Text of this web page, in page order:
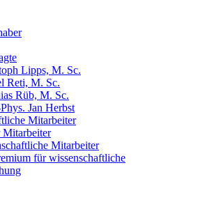
Lipps, M. Sc.
Reti, M. Sc.
Rüb, M. Sc.
Jan Herbst
Mitarbeiter
Mitarbeiter
Mitarbeiter
für wissenschaftliche